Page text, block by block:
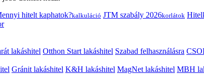
hitelt kaphatok?kalkuláció JTM szabály 2026korlátok
lakáshitel Otthon Start lakáshitel Szabad felhasználásra
Gránit lakáshitel K&H lakáshitel MagNet lakáshitel MBH